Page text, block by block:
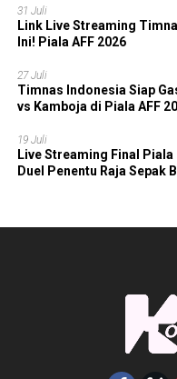
31 Juli
Link Live Streaming
Ini! Piala AFF 2026
27 Juli
Timnas Indonesia Siap
vs Kamboja di Piala AFF
19 Juli
Live Streaming Final
Duel Penentu Raja Sepak